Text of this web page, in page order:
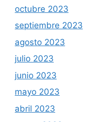
octubre 2023
septiembre 2023
agosto 2023
julio 2023
junio 2023
mayo 2023
abril 2023